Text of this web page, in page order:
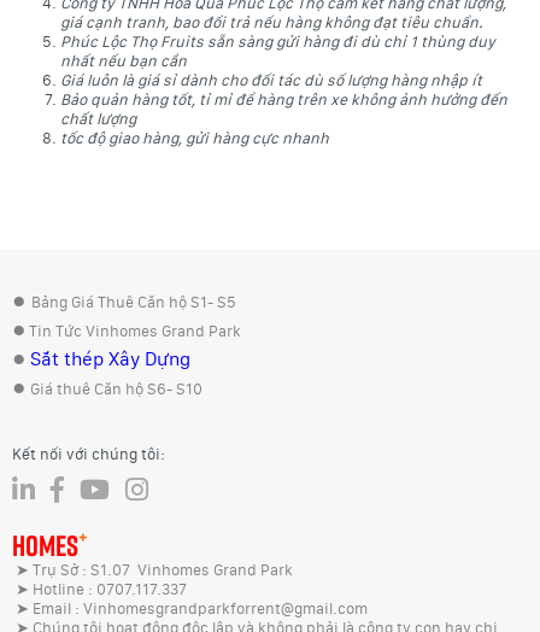
giá cạnh tranh, bao đổi trả nếu hàng không đạt tiêu chuẩn.
Phúc Lộc Thọ Fruits sẵn sàng gửi hàng đi dù chỉ 1 thùng duy
nhất nếu bạn cần
Giá luôn là giá sỉ dành cho đối tác dù số lượng hàng nhập ít
Bảo quản hàng tốt, tỉ mỉ để hàng trên xe không ảnh hưởng đến
chất lượng
tốc độ giao hàng, gửi hàng cực nhanh
● Bảng Giá Thuê Căn hộ S1- S5
● Tin Tức Vinhomes Grand Park
● Sắt thép Xây Dựng
● Giá thuê Căn hộ S6- S10
Kết nối với chúng tôi:
HOMES+
➤ Trụ Sở : S1.07 Vinhomes Grand Park
➤ Hotline : 0707.117.337
➤ Email : Vinhomesgrandparkforrent@gmail.com
➤ Chúng tôi hoạt động độc lập và không phải là công ty con hay chi